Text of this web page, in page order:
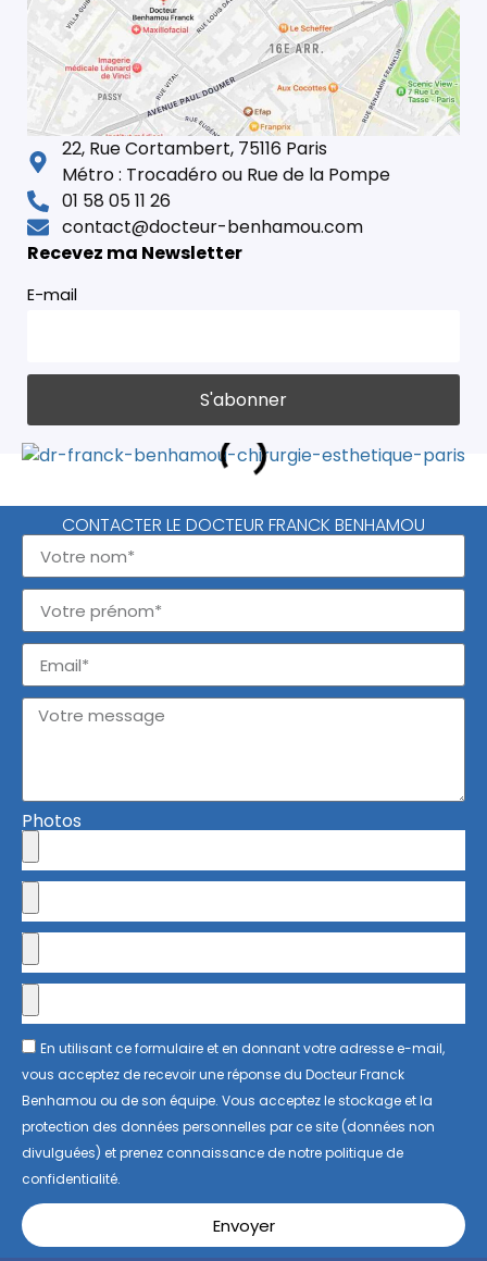
22, Rue Cortambert, 75116 Paris
Métro : Trocadéro ou Rue de la Pompe
01 58 05 11 26
contact@docteur-benhamou.com
Recevez ma Newsletter
E-mail
CONTACTER LE DOCTEUR FRANCK BENHAMOU
Photos
En utilisant ce formulaire et en donnant votre adresse e-mail,
vous acceptez de recevoir une réponse du Docteur Franck
Benhamou ou de son équipe. Vous acceptez le stockage et la
protection des données personnelles par ce site (données non
divulguées) et prenez connaissance de notre politique de
confidentialité.
Envoyer